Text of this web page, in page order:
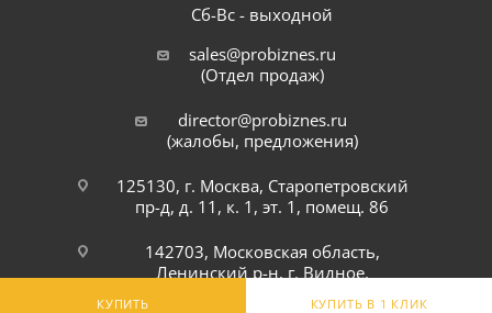
КУПИТЬ КУПИТЬ В 1 КЛИК
Сб-Вс - выходной
sales@probiznes.ru
(Отдел продаж)
director@probiznes.ru
(жалобы, предложения)
125130, г. Москва, Старопетровский
пр-д, д. 11, к. 1, эт. 1, помещ. 86
142703, Московская область,
Ленинский р-н, г. Видное,